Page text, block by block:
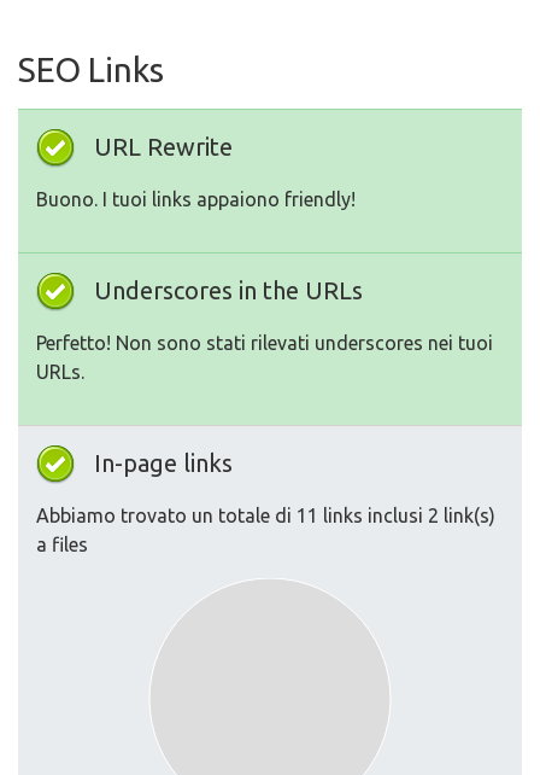
SEO Links
URL Rewrite
Buono. I tuoi links appaiono friendly!
Underscores in the URLs
Perfetto! Non sono stati rilevati underscores nei tuoi
URLs.
In-page links
Abbiamo trovato un totale di 11 links inclusi 2 link(s)
a files